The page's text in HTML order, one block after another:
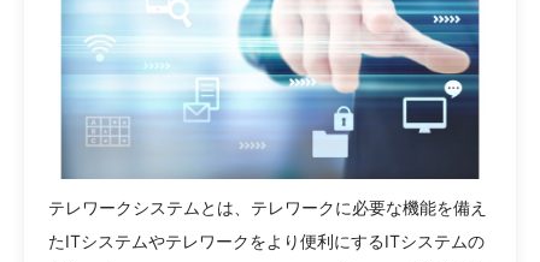
テレワークシステムとは、テレワークに必要な機能を備え
たITシステムやテレワークをより便利にするITシステムの